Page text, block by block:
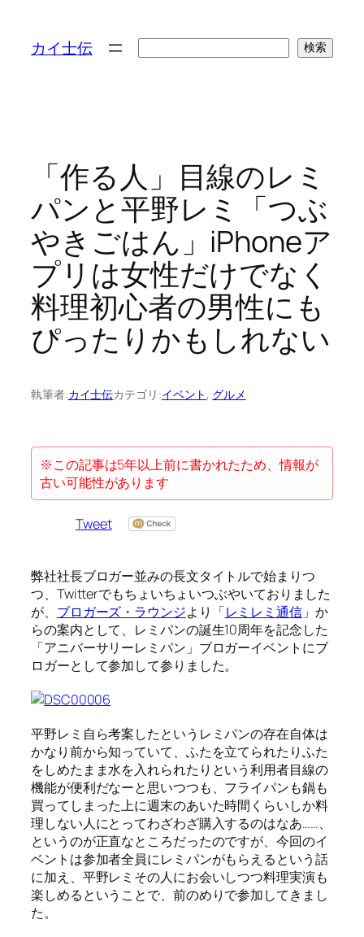
カイ士伝 検索
「作る人」目線のレミ
パンと平野レミ「つぶ
やきごはん」iPhoneア
プリは女性だけでなく
料理初心者の男性にも
ぴったりかもしれない
執筆者:カイ士伝カテゴリ:イベント, グルメ
※この記事は5年以上前に書かれたため、情報が
古い可能性があります
Tweet
弊社社長ブロガー並みの長文タイトルで始まりつ
つ、Twitterでもちょいちょいつぶやいておりました
が、 ブロガーズ・ラウンジより「レミレミ通信」か
らの案内として、レミパンの誕生10周年を記念した
「アニバーサリーレミパン」ブロガーイベントにブ
ロガーとして参加して参りました。
平野レミ自ら考案したというレミパンの存在自体は
かなり前から知っていて、ふたを立てられたりふた
をしめたまま水を入れられたりという利用者目線の
機能が便利だなーと思いつつも、フライパンも鍋も
買ってしまった上に週末のあいた時間くらいしか料
理しない人にとってわざわざ購入するのはなあ……、
というのが正直なところだったのですが、今回のイ
ベントは参加者全員にレミパンがもらえるという話
に加え、平野レミその人にお会いしつつ料理実演も
楽しめるということで、前のめりで参加してきまし
た。